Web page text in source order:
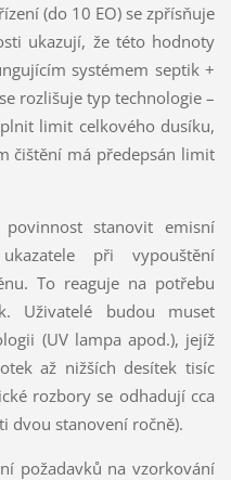
(do 10 EO) se zpřísňuje
ukazují, že této hodnoty
systémem septik +
rozlišuje typ technologie –
limit celkového dusíku,
čištění má předepsán limit
stanovit emisní
při vypouštění
To reaguje na potřebu
Uživatelé budou muset
(UV lampa apod.), jejíž
až nižších desítek tisíc
rozbory se odhadují cca
dvou stanovení ročně).
požadavků na vzorkování